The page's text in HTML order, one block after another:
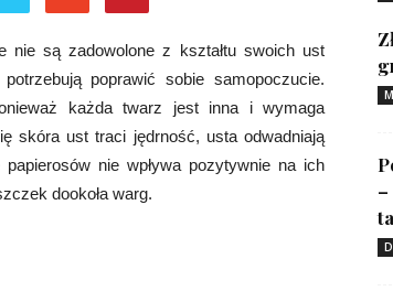
nie są zadowolone z kształtu swoich ust
poprawić sobie samopoczucie.
każda twarz jest inna i wymaga
skóra ust traci jędrność, usta odwadniają
nie wpływa pozytywnie na ich
dookoła warg.